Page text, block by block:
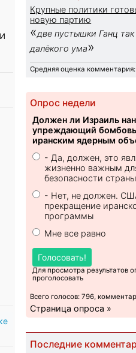
Крупные политики
новую партию
«две пустышки Ганц
далёкого ума»
Средняя оценка
Опрос недели
Должен ли Израиль
упреждающий
иранским ядерным
- Да, должен, это
жизненно важным
безопасности страны
- Нет, не должен.
прекращение
программы
Мне все равно
Голосовать!
Для просмотра результатов
проголосовать
Всего голосов: 796,
Страница опроса »
Последние